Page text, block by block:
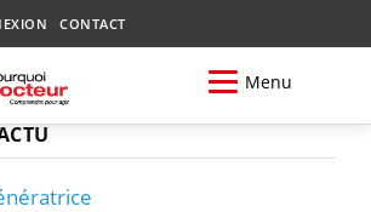
CONTACT
Menu